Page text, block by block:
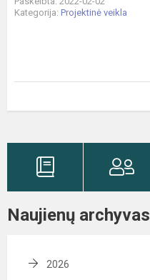
Kategorija: Projektinė veikla
Naujienų archyvas
2026